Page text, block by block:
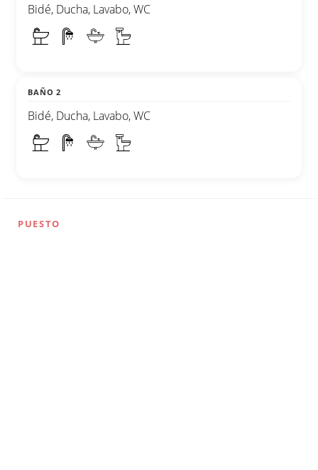
Bidé, Ducha, Lavabo, WC
BAÑO 2
Bidé, Ducha, Lavabo, WC
PUESTO